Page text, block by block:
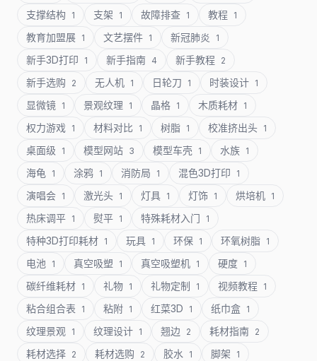
支撑结构 1 支架 1 故障排查 1 教程 1
教育加盟展 1 文艺摆件 1 新冠肺炎 1
新手3D打印 1 新手指南 4 新手教程 2
新手选购 2 无人机 1 日轮刀 1 时装设计 1
显微镜 1 景观纹理 1 晶格 1 木质耗材 1
权力游戏 1 材料对比 1 树脂 1 校准挤出头 1
桌面级 1 模型网站 3 模型车壳 1 水族 1
海龟 1 涂鸦 1 消防局 1 混色3D打印 1
演唱会 1 激光头 1 灯具 1 灯饰 1 烘培机 1
热床调平 1 熨平 1 特殊耗材入门 1
特种3D打印耗材 1 玩具 1 环保 1 环氧树脂 1
电池 1 真空吸塑 1 真空吸塑机 1 硬度 1
碳纤维耗材 1 礼物 1 礼物定制 1 视频教程 1
粘合组合表 1 粘附 1 红菜3D 1 纸巾盒 1
纹理景观 1 纹理设计 1 翘边 2 耗材指南 2
耗材选择 2 耗材选购 2 胶水 1 脚架 1